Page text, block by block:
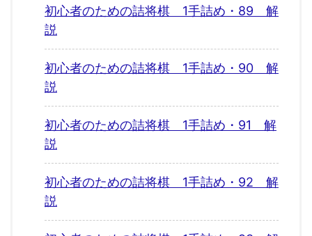
初心者のための詰将棋 1手詰め・89 解
説
初心者のための詰将棋 1手詰め・90 解
説
初心者のための詰将棋 1手詰め・91 解
説
初心者のための詰将棋 1手詰め・92 解
説